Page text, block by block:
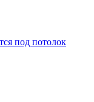
под потолок